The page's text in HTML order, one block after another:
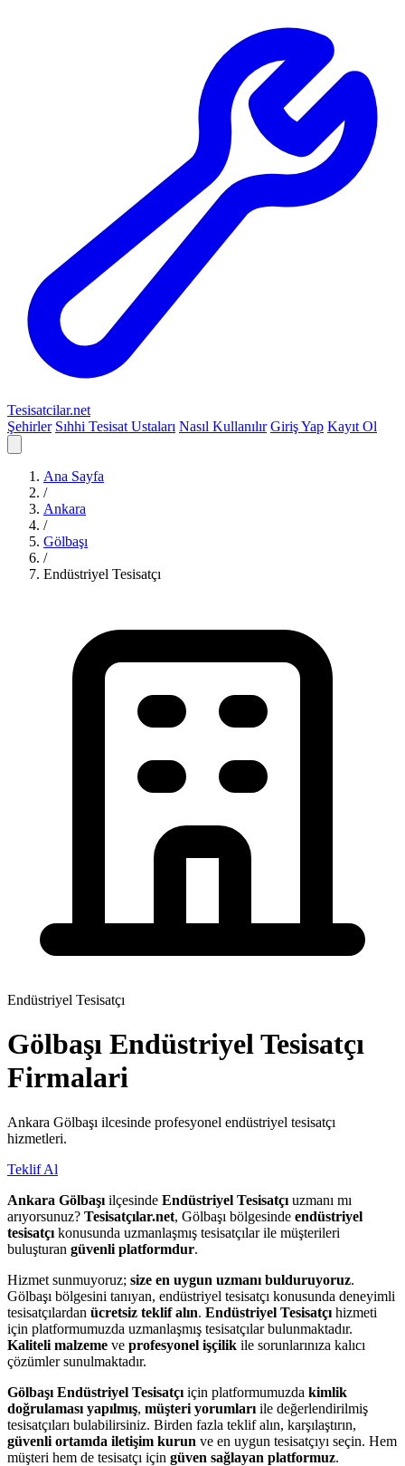
Tesisatcilar.net
Şehirler Sıhhi Tesisat Ustaları Nasıl Kullanılır Giriş Yap Kayıt Ol
Ana Sayfa
/
Ankara
/
Gölbaşı
/
Endüstriyel Tesisatçı
Endüstriyel Tesisatçı
Gölbaşı Endüstriyel Tesisatçı
Firmalari
Ankara Gölbaşı ilcesinde profesyonel endüstriyel tesisatçı
hizmetleri.
Teklif Al
Ankara Gölbaşı ilçesinde Endüstriyel Tesisatçı uzmanı mı
arıyorsunuz? Tesisatçılar.net, Gölbaşı bölgesinde endüstriyel
tesisatçı konusunda uzmanlaşmış tesisatçılar ile müşterileri
buluşturan güvenli platformdur.
Hizmet sunmuyoruz; size en uygun uzmanı bulduruyoruz.
Gölbaşı bölgesini tanıyan, endüstriyel tesisatçı konusunda deneyimli
tesisatçılardan ücretsiz teklif alın. Endüstriyel Tesisatçı hizmeti
için platformumuzda uzmanlaşmış tesisatçılar bulunmaktadır.
Kaliteli malzeme ve profesyonel işçilik ile sorunlarınıza kalıcı
çözümler sunulmaktadır.
Gölbaşı Endüstriyel Tesisatçı için platformumuzda kimlik
doğrulaması yapılmış, müşteri yorumları ile değerlendirilmiş
tesisatçıları bulabilirsiniz. Birden fazla teklif alın, karşılaştırın,
güvenli ortamda iletişim kurun ve en uygun tesisatçıyı seçin. Hem
müşteri hem de tesisatçı için güven sağlayan platformuz.